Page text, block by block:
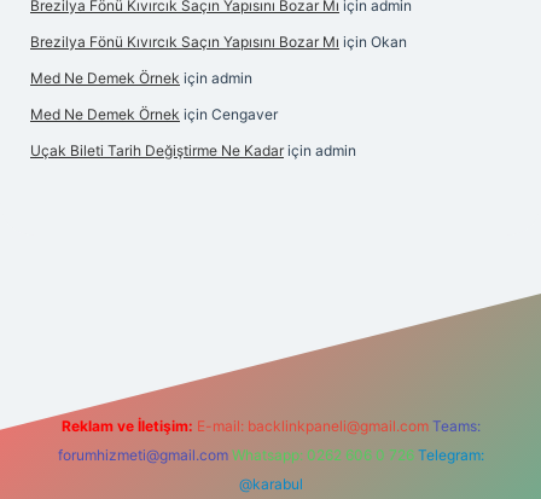
Brezilya Fönü Kıvırcık Saçın Yapısını Bozar Mı için admin
Brezilya Fönü Kıvırcık Saçın Yapısını Bozar Mı için Okan
Med Ne Demek Örnek için admin
Med Ne Demek Örnek için Cengaver
Uçak Bileti Tarih Değiştirme Ne Kadar için admin
Reklam ve İletişim: E-mail: backlinkpaneli@gmail.com Teams:
forumhizmeti@gmail.com Whatsapp: 0262 606 0 726 Telegram:
@karabul